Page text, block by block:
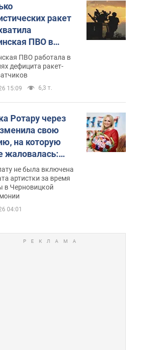
ракет
ПВО в
в Минобороны
цифру
ПВО работала в
дефицита ракет-
15:09 6,3 т.
Ротару через
свою
на которую
жаловалась:
получала
не была включена
артистки за время
в Черновицкой
04:01